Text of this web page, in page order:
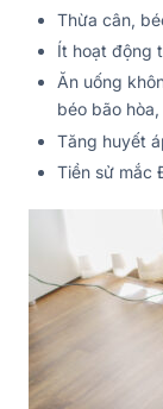
Thừa cân,
Ít hoạt động
Ăn uống
béo bão
Tăng huyết
Tiền sử mắc